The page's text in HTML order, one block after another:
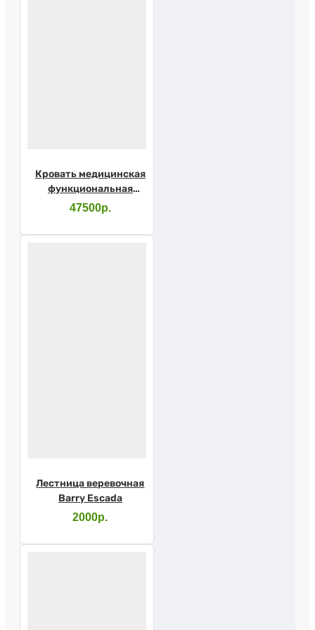
Кровать медицинская
функциональная
механическая Barry
принадлежностями
47500р.
Лестница веревочная
Barry Escada
2000р.